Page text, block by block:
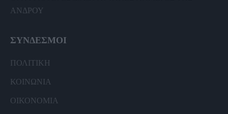
ΑΝΔΡΟΥ
ΣΥΝΔΕΣΜΟΙ
ΠΟΛΙΤΙΚΗ
ΚΟΙΝΩΝΙΑ
ΟΙΚΟΝΟΜΙΑ